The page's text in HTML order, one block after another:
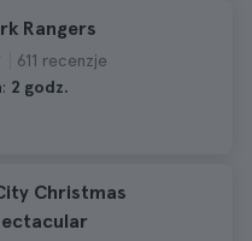
Rangers
611 recenzje
2 godz.
Christmas